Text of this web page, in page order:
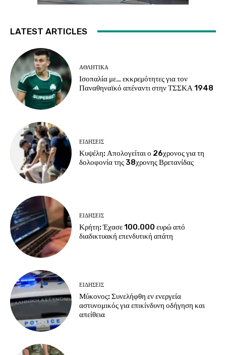
LATEST ARTICLES
ΑΘΛΗΤΙΚΑ
Ισοπαλία με… εκκρεμότητες για τον
Παναθηναϊκό απέναντι στην ΤΣΣΚΑ 1948
ΕΙΔΗΣΕΙΣ
Κυψέλη: Απολογείται ο 26χρονος για τη
δολοφονία της 38χρονης Βρετανίδας
ΕΙΔΗΣΕΙΣ
Κρήτη: Έχασε 100.000 ευρώ από
διαδικτυακή επενδυτική απάτη
ΕΙΔΗΣΕΙΣ
Μύκονος: Συνελήφθη εν ενεργεία
αστυνομικός για επικίνδυνη οδήγηση και
απείθεια